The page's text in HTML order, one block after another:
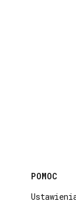
POMOC